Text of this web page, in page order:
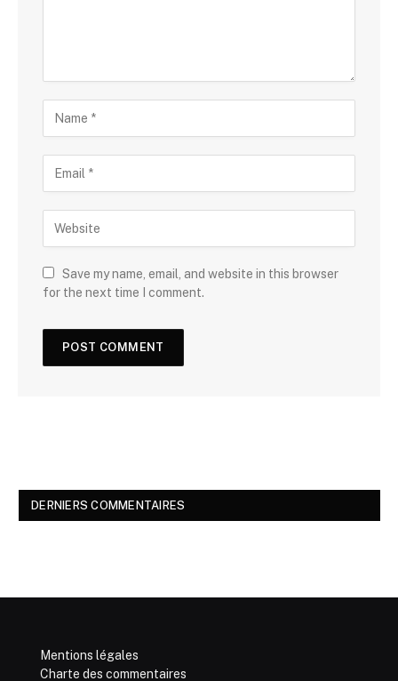
Save my name, email, and website in this browser
for the next time I comment.
DERNIERS COMMENTAIRES
Mentions légales
Charte des commentaires